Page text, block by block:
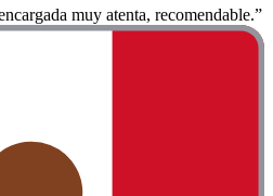
muy atenta, recomendable.”